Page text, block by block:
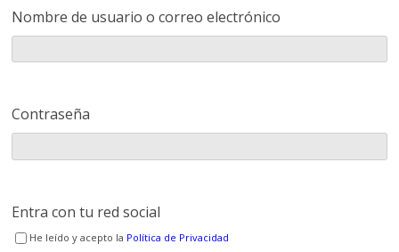
Nombre de usuario o correo electrónico
Contraseña
Entra con tu red social
He leído y acepto la Política de Privacidad